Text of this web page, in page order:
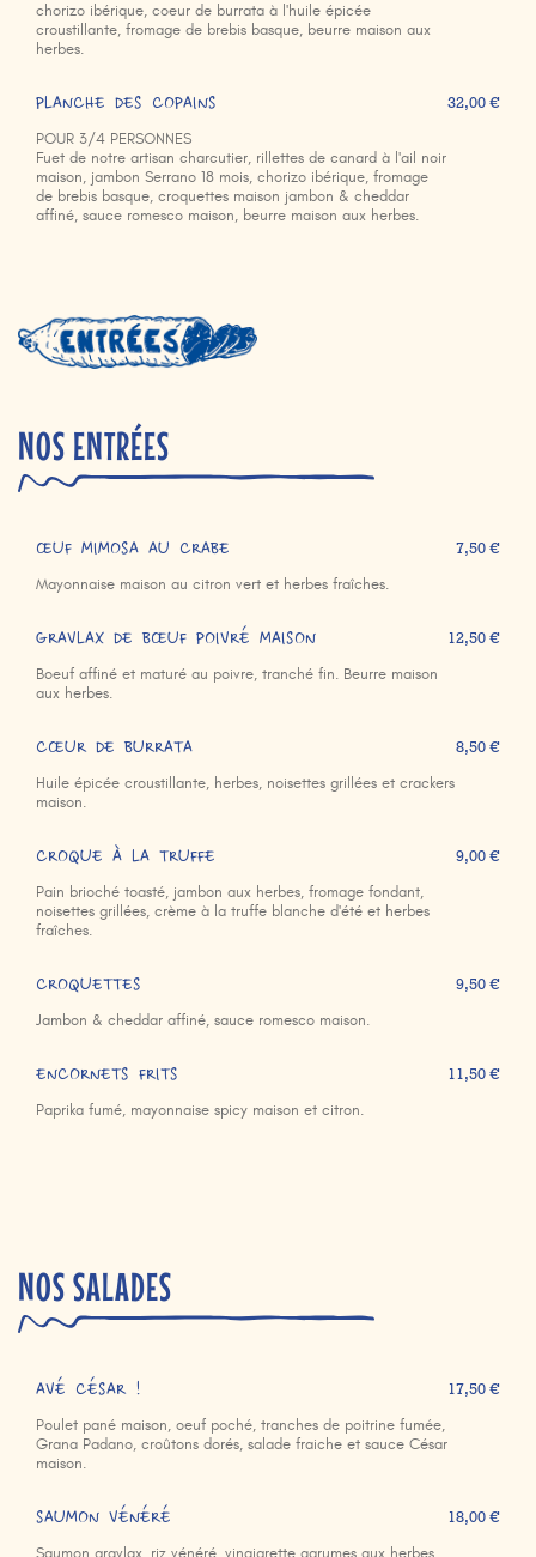
chorizo ibérique, coeur de burrata à l'huile épicée
croustillante, fromage de brebis basque, beurre maison aux
herbes.
PLANCHE DES COPAINS
POUR 3/4 PERSONNES
Fuet de notre artisan charcutier, rillettes de canard à l'ail noir
maison, jambon Serrano 18 mois, chorizo ibérique, fromage
de brebis basque, croquettes maison jambon & cheddar
affiné, sauce romesco maison, beurre maison aux herbes.
32,00 €
NOS ENTRÉES
ŒUF MIMOSA AU CRABE
Mayonnaise maison au citron vert et herbes fraîches.
7,50 €
GRAVLAX DE BŒUF POIVRÉ MAISON
Boeuf affiné et maturé au poivre, tranché fin. Beurre maison
aux herbes.
12,50 €
CŒUR DE BURRATA
Huile épicée croustillante, herbes, noisettes grillées et crackers
maison.
8,50 €
CROQUE À LA TRUFFE
Pain brioché toasté, jambon aux herbes, fromage fondant,
noisettes grillées, crème à la truffe blanche d'été et herbes
fraîches.
9,00 €
CROQUETTES
Jambon & cheddar affiné, sauce romesco maison.
9,50 €
ENCORNETS FRITS
Paprika fumé, mayonnaise spicy maison et citron.
11,50 €
NOS SALADES
AVÉ CÉSAR !
Poulet pané maison, oeuf poché, tranches de poitrine fumée,
Grana Padano, croûtons dorés, salade fraiche et sauce César
maison.
17,50 €
SAUMON VÉNÉRÉ 18,00 €